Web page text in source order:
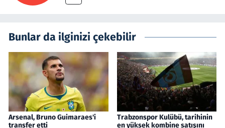
Bunlar da ilginizi çekebilir
Arsenal, Bruno Guimaraes'i
transfer etti
Trabzonspor Kulübü, tarihinin
en yüksek kombine satışını